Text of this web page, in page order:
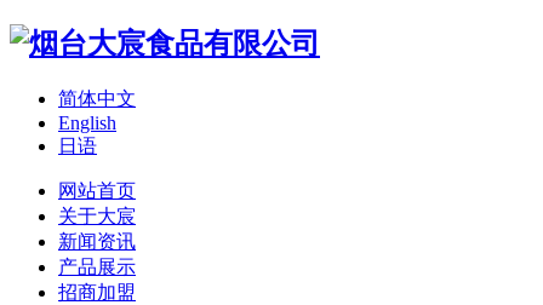
简体中文
English
日语
网站首页
关于大宸
新闻资讯
产品展示
招商加盟